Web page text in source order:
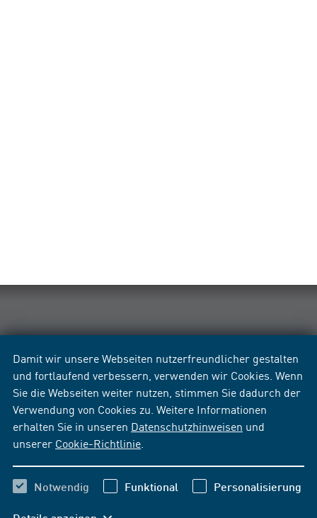
Damit wir unsere Webseiten nutzerfreundlicher gestalten
und fortlaufend verbessern, verwenden wir Cookies. Wenn
Sie die Webseiten weiter nutzen, stimmen Sie dadurch der
Verwendung von Cookies zu. Weitere Informationen
erhalten Sie in unseren Datenschutzhinweisen und
unserer Cookie-Richtlinie
Notwendig Funktional Personalisierung